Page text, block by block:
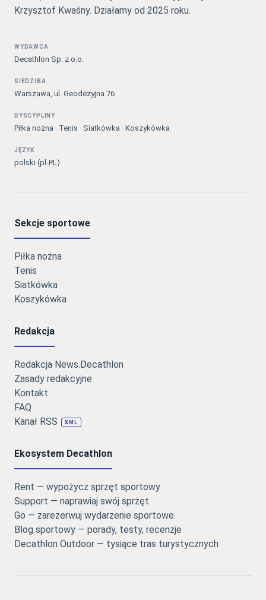
Krzysztof Kwaśny. Działamy od 2025 roku.
WYDAWCA
Decathlon Sp. z o.o.
SIEDZIBA
Warszawa, ul. Geodezyjna 76
DYSCYPLINY
Piłka nożna · Tenis · Siatkówka · Koszykówka
JĘZYK
polski (pl-PL)
Sekcje sportowe
Piłka nożna
Tenis
Siatkówka
Koszykówka
Redakcja
Redakcja News.Decathlon
Zasady redakcyjne
Kontakt
FAQ
Kanał RSS
XML
Ekosystem Decathlon
Rent — wypożycz sprzęt sportowy
Support — naprawiaj swój sprzęt
Go — zarezerwuj wydarzenie sportowe
Blog sportowy — porady, testy, recenzje
Decathlon Outdoor — tysiące tras turystycznych